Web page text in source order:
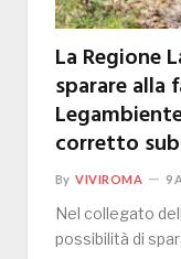
La Regione
sparare alla
corretto
By VIVIROMA 9
Nel collegato
possibilità di